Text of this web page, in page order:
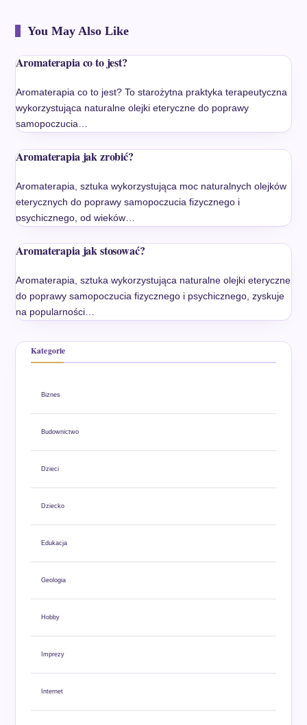
You May Also Like
Aromaterapia co to jest?
Aromaterapia co to jest? To starożytna praktyka terapeutyczna
wykorzystująca naturalne olejki eteryczne do poprawy
samopoczucia…
Aromaterapia jak zrobić?
Aromaterapia, sztuka wykorzystująca moc naturalnych olejków
eterycznych do poprawy samopoczucia fizycznego i
psychicznego, od wieków…
Aromaterapia jak stosować?
Aromaterapia, sztuka wykorzystująca naturalne olejki eteryczne
do poprawy samopoczucia fizycznego i psychicznego, zyskuje
na popularności…
Kategorie
Biznes
Budownictwo
Dzieci
Dziecko
Edukacja
Geologia
Hobby
Imprezy
Internet